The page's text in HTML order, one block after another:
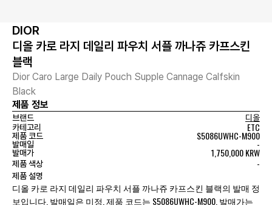
DIOR
디올 카로 라지 데일리 파우치 서플 까나쥬 카프스킨
블랙
Dior Caro Large Daily Pouch Supple Cannage Calfskin
Black
제품 정보
브랜드
디올
카테고리
ETC
제품 코드 S5086UWHC-M900
발매일 -
발매가 1,750,000 KRW
제품 색상 -
제품 설명
디올 카로 라지 데일리 파우치 서플 까나쥬 카프스킨 블랙의 발매 정
보입니다. 발매일은 미정, 제품 코드는 S5086UWHC-M900, 발매가는